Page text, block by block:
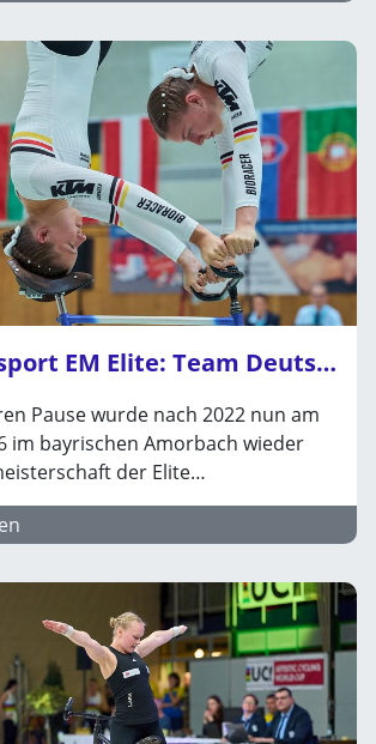
Hallenradsport EM Elite: Team Deutschland gewinnt alle Titel im Kunstradsport sowie Radball Frauen
Pause wurde nach 2022 nun am
im bayrischen Amorbach wieder
der Elite…